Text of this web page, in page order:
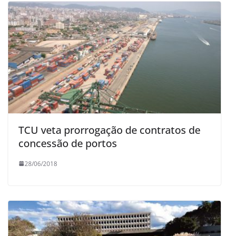
TCU veta prorrogação de contratos de
concessão de portos
28/06/2018